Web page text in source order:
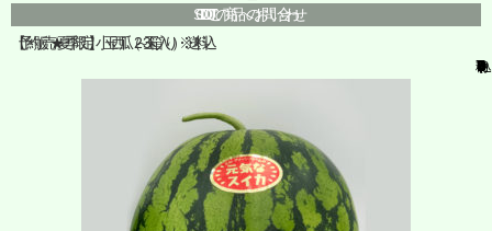
SOLD OUTこの商品へのお問い合わせ
【予約販売★夏季限定】小玉西瓜（2～3玉 箱入り）※送料込
¥3,700